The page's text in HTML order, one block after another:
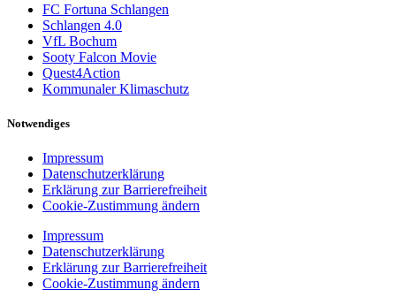
FC Fortuna Schlangen
Schlangen 4.0
VfL Bochum
Sooty Falcon Movie
Quest4Action
Kommunaler Klimaschutz
Notwendiges
Impressum
Datenschutzerklärung
Erklärung zur Barrierefreiheit
Cookie-Zustimmung ändern
Impressum
Datenschutzerklärung
Erklärung zur Barrierefreiheit
Cookie-Zustimmung ändern